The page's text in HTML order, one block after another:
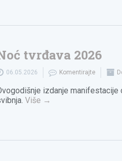
tvrđava 2026
06.05.2026 Komentirajte
izdanje manifestacije
Više →